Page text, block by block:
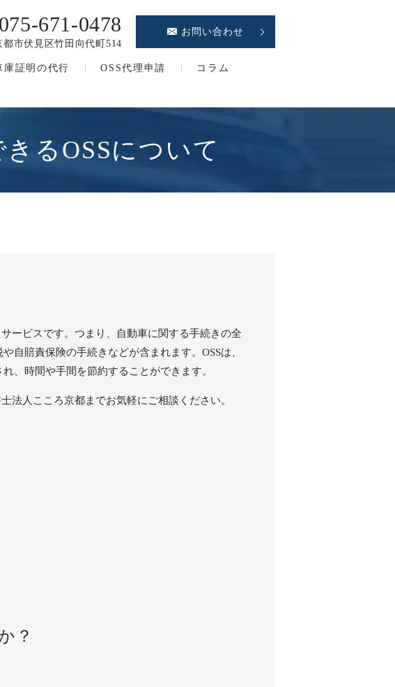
庫証明の代行 OSS代理申請 コラム
075-671-0478
市伏見区竹田向代町514
お問い合わせ
るOSSについて
ービスです。つまり、自動車に関する手続きの全
自賠責保険の手続きなどが含まれます。 OSSは、
、時間や手間を節約することができます。
法人こころ京都までお気軽にご相談ください。
？